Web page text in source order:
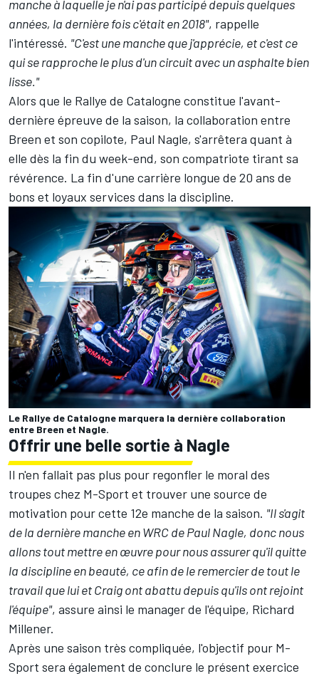
manche à laquelle je n'ai pas participé depuis quelques
années, la dernière fois c'était en 2018", rappelle
l'intéressé. "C'est une manche que j'apprécie, et c'est ce
qui se rapproche le plus d'un circuit avec un asphalte bien
lisse."
Alors que le Rallye de Catalogne constitue l'avant-
dernière épreuve de la saison, la collaboration entre
Breen et son copilote, Paul Nagle, s'arrêtera quant à
elle dès la fin du week-end, son compatriote tirant sa
révérence. La fin d'une carrière longue de 20 ans de
bons et loyaux services dans la discipline.
Le Rallye de Catalogne marquera la dernière collaboration
entre Breen et Nagle.
Offrir une belle sortie à Nagle
Il n'en fallait pas plus pour regonfler le moral des
troupes chez M-Sport et trouver une source de
motivation pour cette 12e manche de la saison. "Il s'agit
de la dernière manche en WRC de Paul Nagle, donc nous
allons tout mettre en œuvre pour nous assurer qu'il quitte
la discipline en beauté, ce afin de le remercier de tout le
travail que lui et Craig ont abattu depuis qu'ils ont rejoint
l'équipe", assure ainsi le manager de l'équipe, Richard
Millener.
Après une saison très compliquée, l'objectif pour M-
Sport sera également de conclure le présent exercice